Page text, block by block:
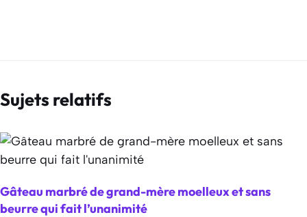
Sujets relatifs
Gâteau marbré de grand-mère moelleux et sans
beurre qui fait l’unanimité